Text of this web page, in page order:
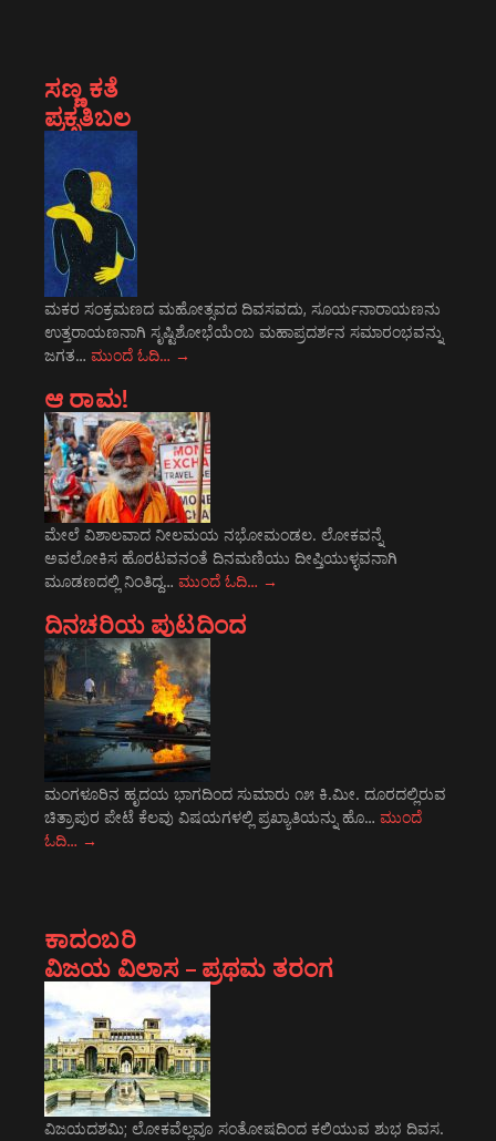
ಸಣ್ಣ ಕತೆ
ಪ್ರಕೃತಿಬಲ
ಮಕರ ಸಂಕ್ರಮಣದ ಮಹೋತ್ಸವದ ದಿವಸವದು, ಸೂರ್ಯನಾರಾಯಣನು
ಉತ್ತರಾಯಣನಾಗಿ ಸೃಷ್ಟಿಶೋಭೆಯೆಂಬ ಮಹಾಪ್ರದರ್ಶನ ಸಮಾರಂಭವನ್ನು
ಜಗತ… ಮುಂದೆ ಓದಿ… →
ಆ ರಾಮ!
ಮೇಲೆ ವಿಶಾಲವಾದ ನೀಲಮಯ ನಭೋಮಂಡಲ. ಲೋಕವನ್ನೆ
ಅವಲೋಕಿಸ ಹೊರಟವನಂತೆ ದಿನಮಣಿಯು ದೀಪ್ತಿಯುಳ್ಳವನಾಗಿ
ಮೂಡಣದಲ್ಲಿ ನಿಂತಿದ್ದ… ಮುಂದೆ ಓದಿ… →
ದಿನಚರಿಯ ಪುಟದಿಂದ
ಮಂಗಳೂರಿನ ಹೃದಯ ಭಾಗದಿಂದ ಸುಮಾರು ೧೫ ಕಿ.ಮೀ. ದೂರದಲ್ಲಿರುವ
ಚಿತ್ರಾಪುರ ಪೇಟೆ ಕೆಲವು ವಿಷಯಗಳಲ್ಲಿ ಪ್ರಖ್ಯಾತಿಯನ್ನು ಹೊ… ಮುಂದೆ
ಓದಿ… →
ಕಾದಂಬರಿ
ವಿಜಯ ವಿಲಾಸ – ಪ್ರಥಮ ತರಂಗ
ವಿಜಯದಶಮಿ; ಲೋಕವೆಲ್ಲವೂ ಸಂತೋಷದಿಂದ ಕಲಿಯುವ ಶುಭ ದಿವಸ.